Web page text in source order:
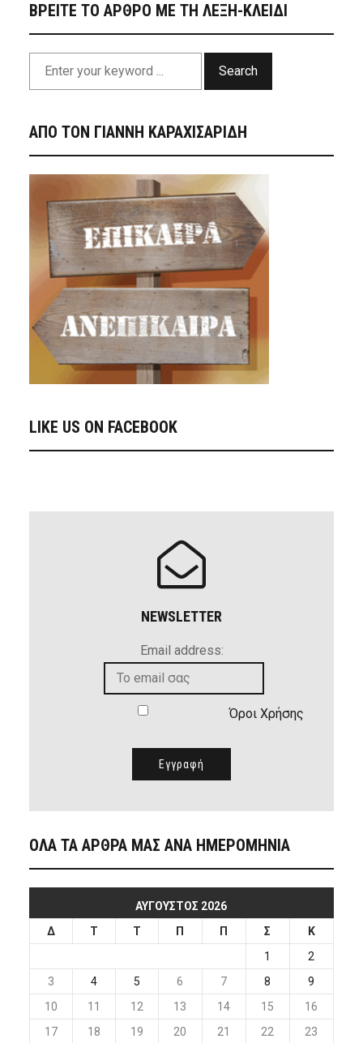
ΒΡΕΙΤΕ ΤΟ ΑΡΘΡΟ ΜΕ ΤΗ ΛΕΞΗ-ΚΛΕΙΔΙ
Search
ΑΠΟ ΤΟΝ ΓΙΑΝΝΗ ΚΑΡΑΧΙΣΑΡΙΔΗ
LIKE US ON FACEBOOK
NEWSLETTER
Email address:
Όροι Χρήσης
ΟΛΑ ΤΑ ΑΡΘΡΑ ΜΑΣ ΑΝΑ ΗΜΕΡΟΜΗΝΙΑ
ΑΎΓΟΥΣΤΟΣ 2026
Δ
Τ Τ Π Π Σ
Κ
1
2
3
4 5 6 7 8
9
10
11 12 13 14 15
16
17
18 19 20 21 22 23